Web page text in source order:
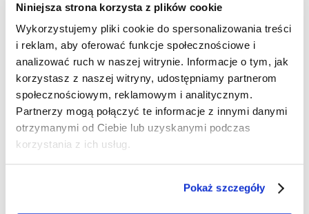
Niniejsza strona korzysta z plików cookie
Wykorzystujemy pliki cookie do spersonalizowania treści
i reklam, aby oferować funkcje społecznościowe i
analizować ruch w naszej witrynie. Informacje o tym, jak
korzystasz z naszej witryny, udostępniamy partnerom
społecznościowym, reklamowym i analitycznym.
Partnerzy mogą połączyć te informacje z innymi danymi
otrzymanymi od Ciebie lub uzyskanymi podczas
korzystania z ich usług.
Pokaż szczegóły
klasyczne lub podwinięte noszenie. Na piersiach
znajdują się kieszenie zapinane na guziki. Dół
został lekko zwężony i wykończony troczkami w
tunelu, dzięki czemu możesz regulować formę i
uzyskać efekt delikatnego bluzowania. Przód i kark
wykończone są bawełnianą podszewką dla
większego komfortu. Noś ją w komplecie ze
spodniami z tej samej tkaniny, tworząc spójny
zestaw, albo zestaw z prostym topem i jeansami dla
bardziej casualowego efektu.